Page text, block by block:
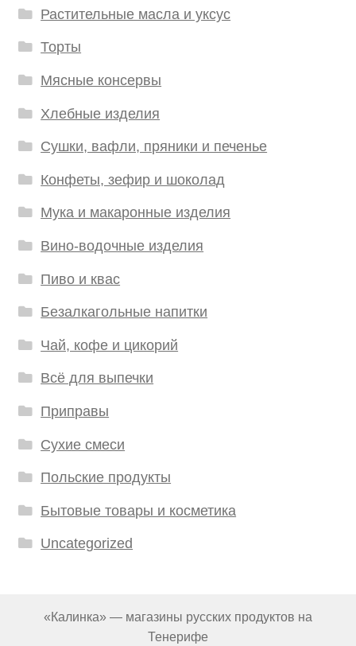
Растительные масла и уксус
Торты
Мясные консервы
Хлебные изделия
Сушки, вафли, пряники и печенье
Конфеты, зефир и шоколад
Мука и макаронные изделия
Вино-водочные изделия
Пиво и квас
Безалкагольные напитки
Чай, кофе и цикорий
Всё для выпечки
Приправы
Сухие смеси
Польские продукты
Бытовые товары и косметика
Uncategorized
«Калинка» — магазины русских продуктов на
Тенерифе